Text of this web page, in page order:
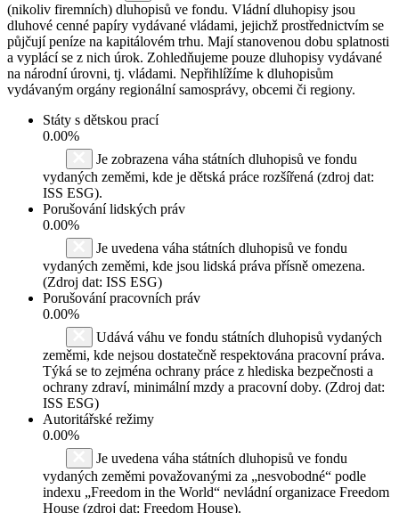
(nikoliv firemních) dluhopisů ve fondu. Vládní dluhopisy jsou
dluhové cenné papíry vydávané vládami, jejichž prostřednictvím se
půjčují peníze na kapitálovém trhu. Mají stanovenou dobu splatnosti
a vyplácí se z nich úrok. Zohledňujeme pouze dluhopisy vydávané
na národní úrovni, tj. vládami. Nepřihlížíme k dluhopisům
vydávaným orgány regionální samosprávy, obcemi či regiony.
Státy s dětskou prací
0.00%
Je zobrazena váha státních dluhopisů ve fondu
vydaných zeměmi, kde je dětská práce rozšířená (zdroj dat:
ISS ESG).
Porušování lidských práv
0.00%
Je uvedena váha státních dluhopisů ve fondu
vydaných zeměmi, kde jsou lidská práva přísně omezena.
(Zdroj dat: ISS ESG)
Porušování pracovních práv
0.00%
Udává váhu ve fondu státních dluhopisů vydaných
zeměmi, kde nejsou dostatečně respektována pracovní práva.
Týká se to zejména ochrany práce z hlediska bezpečnosti a
ochrany zdraví, minimální mzdy a pracovní doby. (Zdroj dat:
ISS ESG)
Autoritářské režimy
0.00%
Je uvedena váha státních dluhopisů ve fondu
vydaných zeměmi považovanými za „nesvobodné“ podle
indexu „Freedom in the World“ nevládní organizace Freedom
House (zdroj dat: Freedom House).